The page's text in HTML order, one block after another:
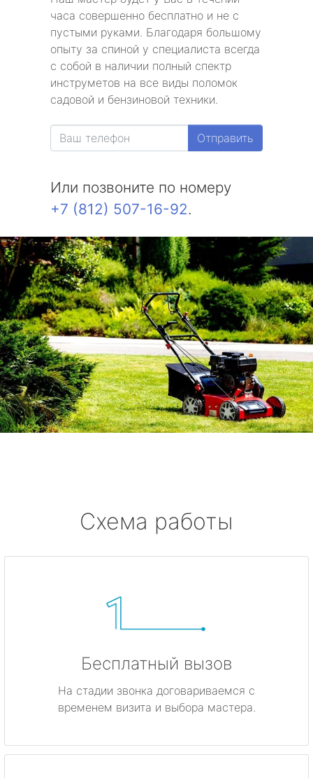
часа совершенно бесплатно и не с
пустыми руками. Благодаря большому
опыту за спиной у специалиста всегда
с собой в наличии полный спектр
инструметов на все виды поломок
садовой и бензиновой техники.
Отправить
Или позвоните по номеру
+7 (812) 507-16-92.
Схема работы
Бесплатный вызов
На стадии звонка договариваемся с
временем визита и выбора мастера.